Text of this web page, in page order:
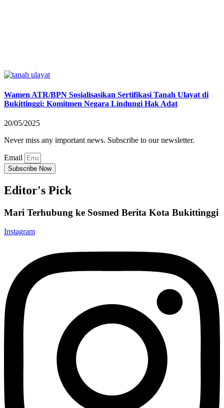
Wamen ATR/BPN Sosialisasikan Sertifikasi Tanah Ulayat di
Bukittinggi: Komitmen Negara Lindungi Hak Adat
20/05/2025
Never miss any important news. Subscribe to our newsletter.
Email
Subscribe Now
Editor's Pick
Mari Terhubung ke Sosmed Berita Kota Bukittinggi
Instagram